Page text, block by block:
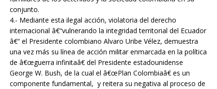
conjunto.
4.- Mediante esta ilegal acción, violatoria del derecho
internacional â€“vulnerando la integridad territorial del Ecuador
â€“ el Presidente colombiano Alvaro Uribe Vélez, demuestra
una vez más su línea de acción militar enmarcada en la política
de â€œguerra infinitaâ€ del Presidente estadounidense
George W. Bush, de la cual el â€œPlan Colombiaâ€ es un
componente fundamental, y reitera su negativa al proceso de